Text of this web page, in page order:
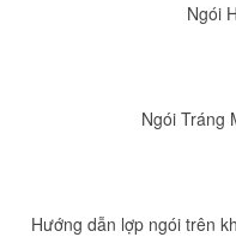
Ngói
Ngói Tráng
Hướng dẫn lợp ngói trên